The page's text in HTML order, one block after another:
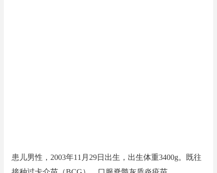
患儿男性，2003年11月29日出生，出生体重3400g。既往